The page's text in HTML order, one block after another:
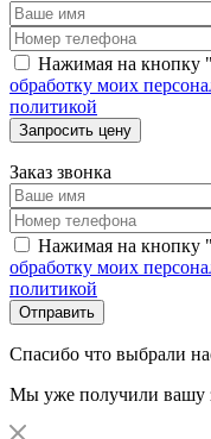
Нажимая на кнопку
обработку моих
политикой
Запросить цену
Заказ звонка
Нажимая на кнопку
обработку моих
политикой
Отправить
Спасибо что выбрали
Мы уже получили вашу